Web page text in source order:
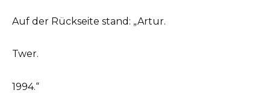
Auf der Rückseite stand: „Artur.
Twer.
1994.“